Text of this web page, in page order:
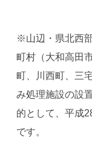
※山辺・県北西
町村（大和高田
町、川西町、三
み処理施設の設
的として、平成
です。